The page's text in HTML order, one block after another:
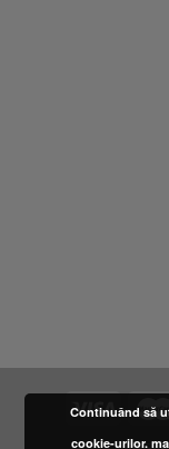
Continuând să
cookie-urilor.